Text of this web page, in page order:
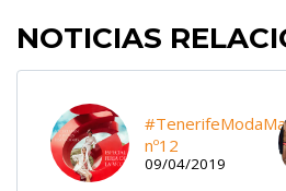
NOTICIAS
nº12
09/04/2019